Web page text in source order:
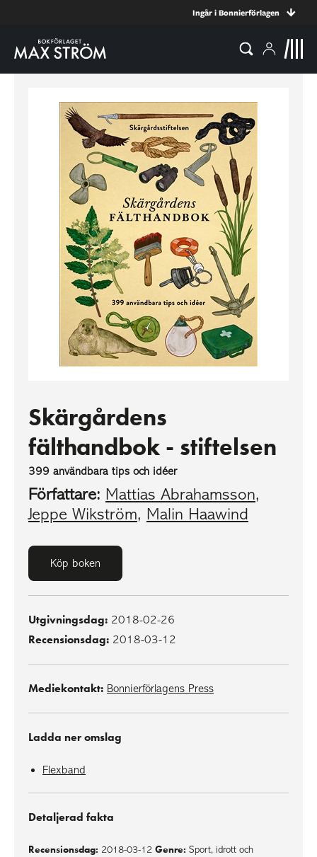
Ingår i Bonnierförlagen
Skärgårdens
fälthandbok - stiftelsen
399 användbara tips och idéer
Författare: Mattias Abrahamsson,
Jeppe Wikström, Malin Haawind
Köp boken
Utgivningsdag: 2018-02-26
Recensionsdag: 2018-03-12
Mediekontakt: Bonnierförlagens Press
Ladda ner omslag
Flexband
Detaljerad fakta
Recensionsdag: 2018-03-12 Genre: Sport, idrott och